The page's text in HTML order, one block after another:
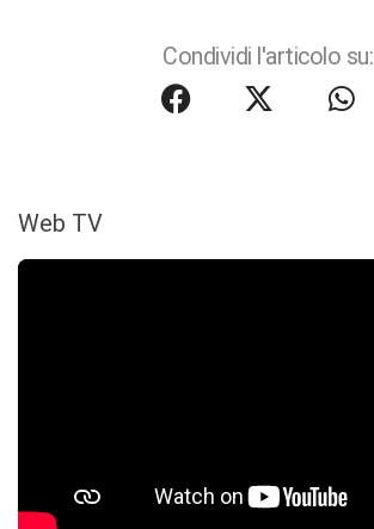
Condividi l'articolo su:
Web TV